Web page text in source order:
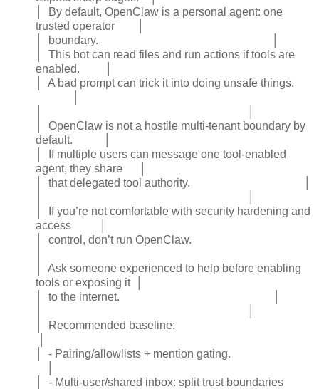
│ By default, OpenClaw is a personal agent: one
trusted operator │
│ boundary. │
│ This bot can read files and run actions if tools are
enabled. │
│ A bad prompt can trick it into doing unsafe things.
│ OpenClaw is not a hostile multi-tenant boundary by
default. │
│ If multiple users can message one tool-enabled
agent, they share │
│ that delegated tool authority. │
│ If you’re not comfortable with security hardening and
access │
│ control, don’t run OpenClaw.
│ Ask someone experienced to help before enabling
tools or exposing it │
│ to the internet. │
│ Recommended baseline:
│ - Pairing/allowlists + mention gating.
│ - Multi-user/shared inbox: split trust boundaries